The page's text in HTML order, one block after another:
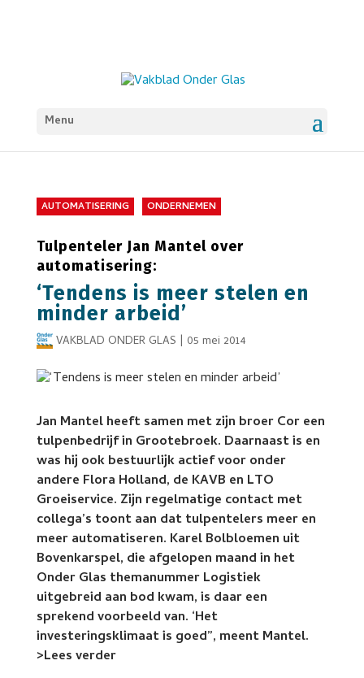
Menu
AUTOMATISERING ONDERNEMEN
Tulpenteler Jan Mantel over
automatisering:
‘Tendens is meer stelen en
minder arbeid’
VAKBLAD ONDER GLAS | 05 mei 2014
Jan Mantel heeft samen met zijn broer Cor een
tulpenbedrijf in Grootebroek. Daarnaast is en
was hij ook bestuurlijk actief voor onder
andere Flora Holland, de KAVB en LTO
Groeiservice. Zijn regelmatige contact met
collega’s toont aan dat tulpentelers meer en
meer automatiseren. Karel Bolbloemen uit
Bovenkarspel, die afgelopen maand in het
Onder Glas themanummer Logistiek
uitgebreid aan bod kwam, is daar een
sprekend voorbeeld van. ‘Het
investeringsklimaat is goed”, meent Mantel.
>Lees verder